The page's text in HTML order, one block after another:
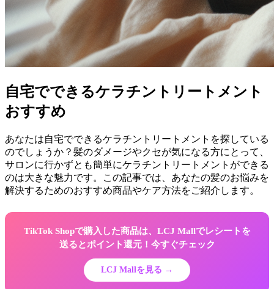
自宅でできるケラチントリートメント
おすすめ
あなたは自宅でできるケラチントリートメントを探している
のでしょうか？髪のダメージやクセが気になる方にとって、
サロンに行かずとも簡単にケラチントリートメントができる
のは大きな魅力です。この記事では、あなたの髪のお悩みを
解決するためのおすすめ商品やケア方法をご紹介します。
TikTok Shopで購入した商品は、LCJ Mallでレシートを
送るとポイント還元！今すぐチェック
LCJ Mallを見る →